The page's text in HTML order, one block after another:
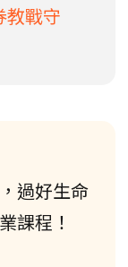
教戰守
過好生命
課程！